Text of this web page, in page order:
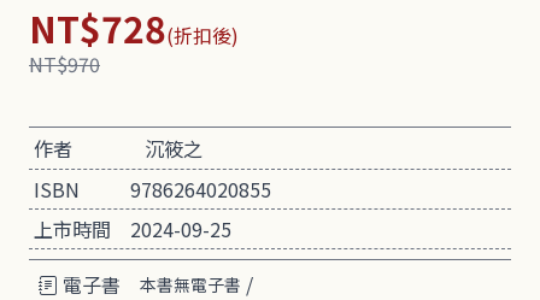
NT$728(折扣後)
NT$970
作者
沉筱之
ISBN
9786264020855
上市時間
2024-09-25
電子書
本書無電子書 /